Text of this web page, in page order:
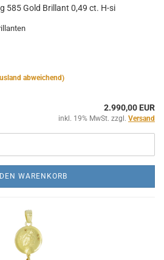
585 Gold Brillant 0,49 ct. H-si
abweichend)
2.990,00 EUR
inkl. 19% MwSt. zzgl. Versand
DEN WARENKORB